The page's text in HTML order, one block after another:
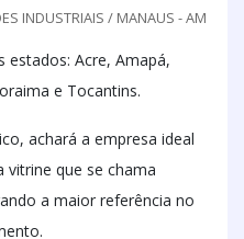
INDUSTRIAIS / MANAUS - AM
estados: Acre, Amapá,
e Tocantins.
achará a empresa ideal
que se chama
a maior referência no